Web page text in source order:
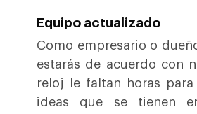
Equipo actualizado
Como empresario o
estarás de acuerdo con
reloj le faltan horas
ideas que se tienen